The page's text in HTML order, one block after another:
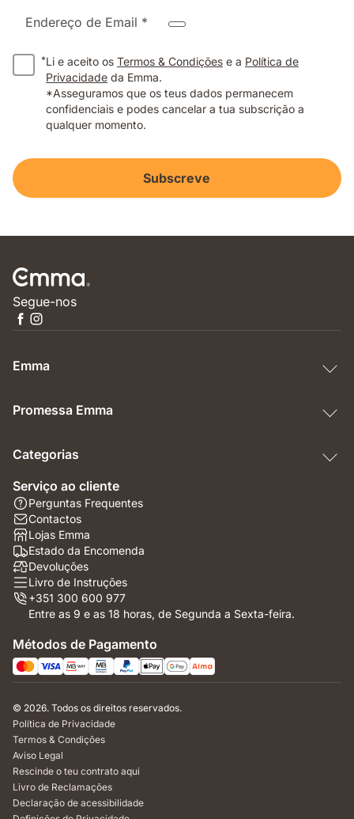
Endereço de Email *
*Li e aceito os Termos & Condições e a Política de
Privacidade da Emma.
*Asseguramos que os teus dados permanecem
confidenciais e podes cancelar a tua subscrição a
qualquer momento.
Subscreve
Segue-nos
Emma
Promessa Emma
Categorias
Serviço ao cliente
Perguntas Frequentes
Contactos
Lojas Emma
Estado da Encomenda
Devoluções
Livro de Instruções
+351 300 600 977
Entre as 9 e as 18 horas, de Segunda a Sexta-feira.
Métodos de Pagamento
© 2026. Todos os direitos reservados.
Política de Privacidade
Termos & Condições
Aviso Legal
Rescinde o teu contrato aqui
Livro de Reclamações
Declaração de acessibilidade